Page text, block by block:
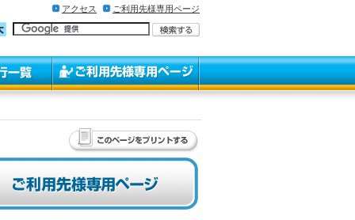
アクセス ご利用先様専用ページ